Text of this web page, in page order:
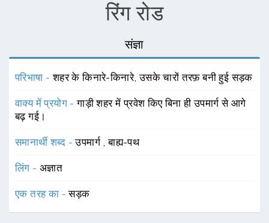
रिंग रोड
संज्ञा
परिभाषा -शहर के किनारे-किनारे, उसके चारों तरफ़ बनी हुई सड़क
वाक्य में प्रयोग -गाड़ी शहर में प्रवेश किए बिना ही उपमार्ग से आगे
बढ़ गई।
समानार्थी शब्द -उपमार्ग ,बाह्य-पथ
लिंग - अज्ञात
एक तरह का -सड़क